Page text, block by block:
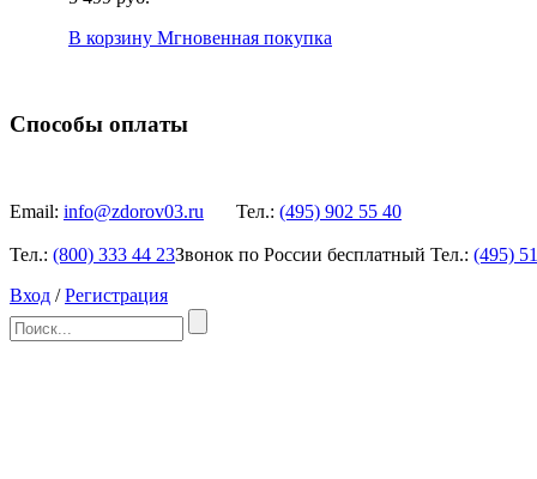
В корзину Мгновенная покупка
Способы оплаты
Email: info@zdorov03.ru Тел.: (495) 902 55 40
Тел.: (800) 333 44 23Звонок по России бесплатный Тел.: (495)
Вход /Регистрация